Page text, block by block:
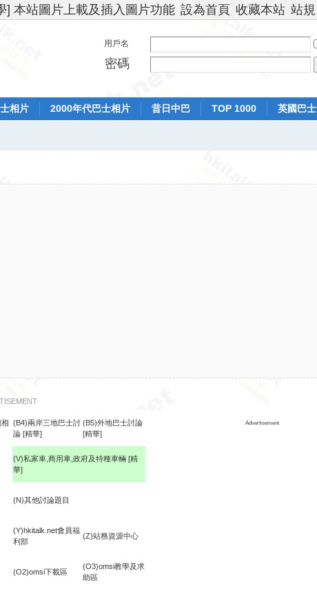
] 本站圖片上載及插入圖片功能 設為首頁 收藏本站 站規
用戶名
密碼
相片 2000年代巴士相片 昔日中巴 TOP 1000
英國巴士
(B4)兩岸三地巴士討
論 [精華]
(B5)外地巴士討論
[精華]
Advertisement
(V)私家車,商用車,政府及特種車輛 [精
華]
(N)其他討論題目
(Y)hkitalk.net會員福
利部
(Z)站務資源中心
(O2)omsi下載區
(O3)omsi教學及求
助區